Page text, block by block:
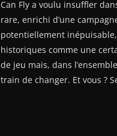
Can Fly a voulu insuffler
rare, enrichi d’une
potentiellement
historiques comme une
de jeu mais, dans
train de changer. Et vous ?